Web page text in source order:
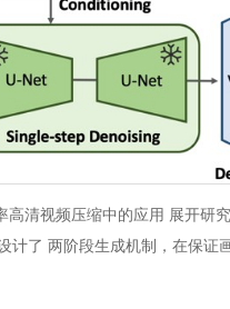
高清视频压缩中的应用 展开
计了 两阶段生成机制，在保